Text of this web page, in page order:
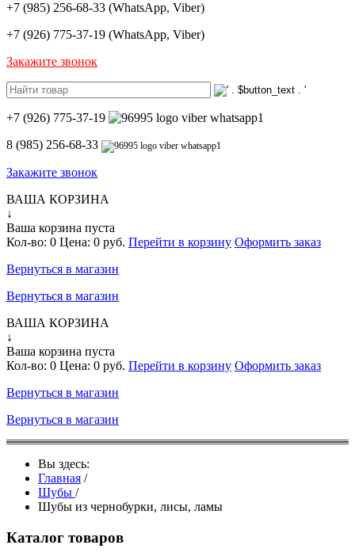
+7 (985) 256-68-33 (WhatsApp, Viber)
+7 (926) 775-37-19 (WhatsApp, Viber)
Закажите звонок
+7 (926) 775-37-19
8 (985) 256-68-33
Закажите звонок
ВАША КОРЗИНА
↓
Ваша корзина пуста
Кол-во: 0 Цена: 0 руб. Перейти в корзину Оформить заказ
Вернуться в магазин
Вернуться в магазин
ВАША КОРЗИНА
↓
Ваша корзина пуста
Кол-во: 0 Цена: 0 руб. Перейти в корзину Оформить заказ
Вернуться в магазин
Вернуться в магазин
Вы здесь:
Главная /
Шубы /
Шубы из чернобурки, лисы, ламы
Каталог товаров